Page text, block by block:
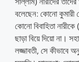
বলেছেন: কোনো কুমারী
কোনো বিবাহিতা
ছাড়া বিয়ে দিয়ো না।
লজ্জাবতী, সে কীভাবে